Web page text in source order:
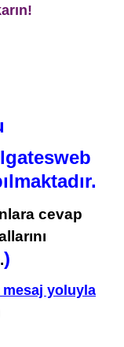
cevap
)
yoluyla